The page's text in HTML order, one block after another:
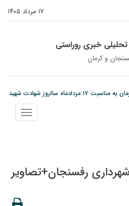
۱۷ مرداد ۱۴۰۵
خبری روراستی
و كرمان
پیام رئیس کل دادگستری استان کرمان به مناسبت ۱۷ مردادماه سالروز شهادت شهید
نمایش
منو
رفسنجان+تصاویر